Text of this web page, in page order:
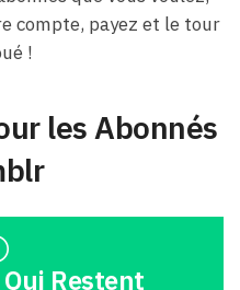
compte, payez et le tour
!
les Abonnés
Restent